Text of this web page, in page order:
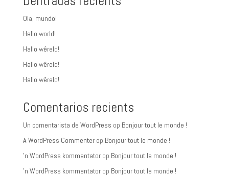
Ola, mundo!
Hello world!
Hallo wêreld!
Hallo wêreld!
Hallo wêreld!
Comentarios recients
Un comentarista de WordPress op Bonjour tout le monde !
A WordPress Commenterop Bonjour tout le monde !
'n WordPress kommentatorop Bonjour tout le monde !
'n WordPress kommentatorop Bonjour tout le monde !